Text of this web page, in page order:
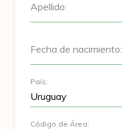
Apellido:
Fecha de nacimiento:
País:
Código de Área: